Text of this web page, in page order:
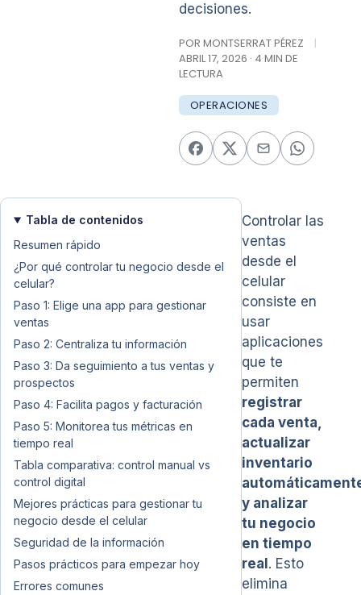
decisiones.
POR MONTSERRAT PÉREZ
|
ABRIL 17, 2026 · 4 MIN DE
LECTURA
OPERACIONES
Tabla de contenidos
Resumen rápido
¿Por qué controlar tu negocio desde el
celular?
Paso 1: Elige una app para gestionar
ventas
Paso 2: Centraliza tu información
Paso 3: Da seguimiento a tus ventas y
prospectos
Paso 4: Facilita pagos y facturación
Paso 5: Monitorea tus métricas en
tiempo real
Tabla comparativa: control manual vs
control digital
Mejores prácticas para gestionar tu
negocio desde el celular
Seguridad de la información
Pasos prácticos para empezar hoy
Errores comunes
Controlar las
ventas
desde el
celular
consiste en
usar
aplicaciones
que te
permiten
registrar
cada venta,
actualizar
inventario
y analizar
tu negocio
en tiempo
real . Esto
elimina